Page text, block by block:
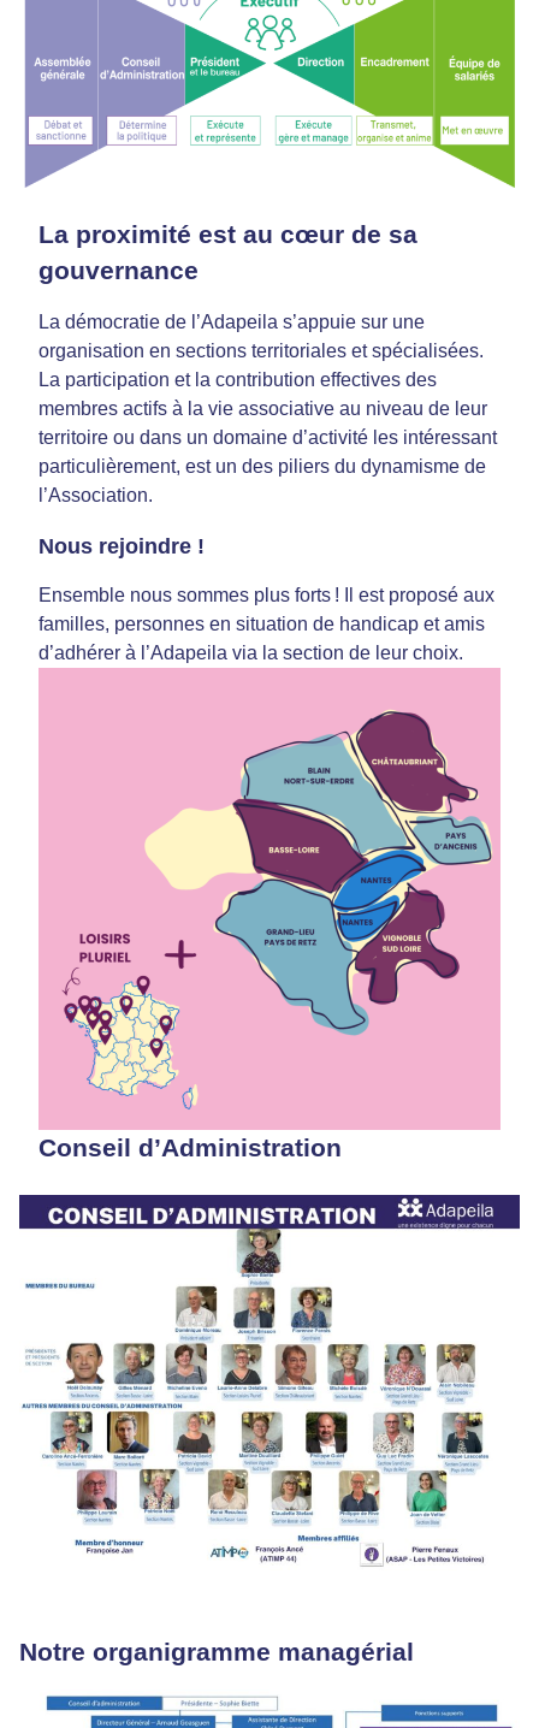
La proximité est au cœur de sa
gouvernance
La démocratie de l’Adapeila s’appuie sur une
organisation en sections territoriales et spécialisées.
La participation et la contribution effectives des
membres actifs à la vie associative au niveau de leur
territoire ou dans un domaine d’activité les intéressant
particulièrement, est un des piliers du dynamisme de
l’Association.
Nous rejoindre !
Ensemble nous sommes plus forts ! Il est proposé aux
familles, personnes en situation de handicap et amis
d’adhérer à l’Adapeila via la section de leur choix.
Conseil d’Administration
Notre organigramme managérial